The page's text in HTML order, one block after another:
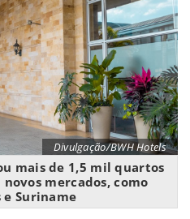
Divulgação/BWH Hotels
mais de 1,5 mil quartos
mercados, como
e Suriname